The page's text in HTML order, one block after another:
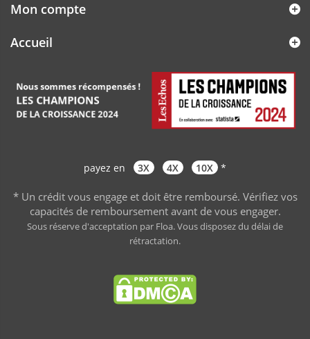
Mon compte
Accueil
payez en 3X 4X 10X *
* Un crédit vous engage et doit être remboursé. Vérifiez vos
capacités de remboursement avant de vous engager.
Sous réserve d'acceptation par Floa. Vous disposez du délai de
rétractation.